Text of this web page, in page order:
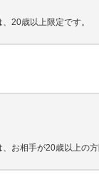
20歳以上限定です。
お相手が20歳以上の